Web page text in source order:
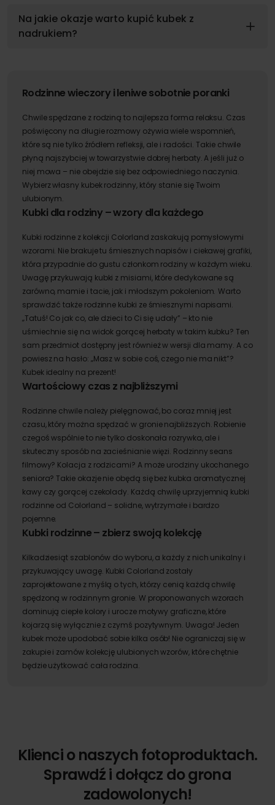
Na jakie okazje warto kupić kubek z
nadrukiem?
Rodzinne wieczory i leniwe sobotnie poranki
Chwile spędzane z rodziną to najlepsza forma relaksu. Czas
poświęcony na długie rozmowy ożywia wiele wspomnień,
które są nie tylko źródłem refleksji, ale i radości. Takie chwile
płyną najszybciej w towarzystwie dobrej herbaty. A jeśli już o
niej mowa – nie obejdzie się bez odpowiedniego naczynia.
Wybierz własny kubek rodzinny, który stanie się Twoim
ulubionym.
Kubki dla rodziny – wzory dla każdego
Kubki rodzinne z kolekcji Colorland zaskakują pomysłowymi
wzorami. Nie brakuje tu śmiesznych napisów i ciekawej grafiki,
która przypadnie do gustu członkom rodziny w każdym wieku.
Uwagę przykuwają kubki z misiami, które dedykowane są
zarówno, mamie i tacie, jak i młodszym pokoleniom. Warto
sprawdzić także rodzinne kubki ze śmiesznymi napisami.
„Tatuś! Co jak co, ale dzieci to Ci się udały” – kto nie
uśmiechnie się na widok gorącej herbaty w takim kubku? Ten
sam przedmiot dostępny jest również w wersji dla mamy. A co
powiesz na hasło: „Masz w sobie coś, czego nie ma nikt”?
Kubek idealny na prezent!
Wartościowy czas z najbliższymi
Rodzinne chwile należy pielęgnować, bo coraz mniej jest
czasu, który można spędzać w gronie najbliższych. Robienie
czegoś wspólnie to nie tylko doskonała rozrywka, ale i
skuteczny sposób na zacieśnianie więzi. Rodzinny seans
filmowy? Kolacja z rodzicami? A może urodziny ukochanego
seniora? Takie okazje nie obędą się bez kubka aromatycznej
kawy czy gorącej czekolady. Każdą chwilę uprzyjemnią kubki
rodzinne od Colorland – solidne, wytrzymałe i bardzo
pojemne.
Kubki rodzinne – zbierz swoją kolekcję
Kilkadziesiąt szablonów do wyboru, a każdy z nich unikalny i
przykuwający uwagę. Kubki Colorland zostały
zaprojektowane z myślą o tych, którzy cenią każdą chwilę
spędzoną w rodzinnym gronie. W proponowanych wzorach
dominują ciepłe kolory i urocze motywy graficzne, które
kojarzą się wyłącznie z czymś pozytywnym. Uwaga! Jeden
kubek może upodobać sobie kilka osób! Nie ograniczaj się w
zakupie i zamów kolekcję ulubionych wzorów, które chętnie
będzie użytkować cała rodzina.
Klienci o naszych fotoproduktach.
Sprawdź i dołącz do grona
zadowolonych!